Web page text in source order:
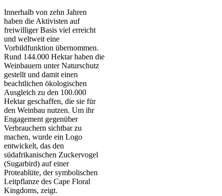
Innerhalb von zehn Jahren
haben die Aktivisten auf
freiwilliger Basis viel erreicht
und weltweit eine
Vorbildfunktion übernommen.
Rund 144.000 Hektar haben die
Weinbauern unter Naturschutz
gestellt und damit einen
beachtlichen ökologischen
Ausgleich zu den 100.000
Hektar geschaffen, die sie für
den Weinbau nutzen. Um ihr
Engagement gegenüber
Verbrauchern sichtbar zu
machen, wurde ein Logo
entwickelt, das den
südafrikanischen Zuckervogel
(Sugarbird) auf einer
Proteablüte, der symbolischen
Leitpflanze des Cape Floral
Kingdoms, zeigt.